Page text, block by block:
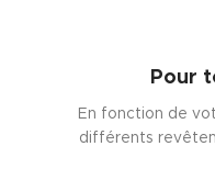
Pour
En fonction de
différents